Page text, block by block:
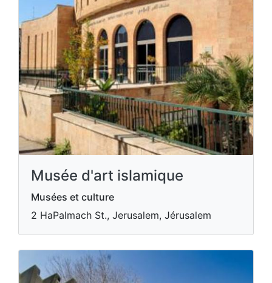
Musée d'art islamique
Musées et culture
2 HaPalmach St., Jerusalem, Jérusalem